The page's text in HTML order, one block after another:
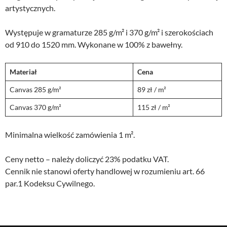
artystycznych.
Występuje w gramaturze 285 g/m² i 370 g/m² i szerokościach
od 910 do 1520 mm. Wykonane w 100% z bawełny.
Materiał Cena
Canvas 285 g/m² 89 zł / m²
Canvas 370 g/m² 115 zł / m²
Minimalna wielkość zamówienia 1 m².
Ceny netto – należy doliczyć 23% podatku VAT.
Cennik nie stanowi oferty handlowej w rozumieniu art. 66
par.1 Kodeksu Cywilnego.